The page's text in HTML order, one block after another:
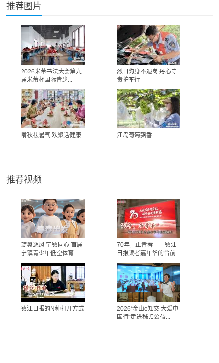
推荐图片
2026米芾书法大会第九
届米芾杯国际青少...
烈日灼身不退岗 丹心守
责护车行
啃秋祛暑气 欢聚话健康 江岛葡萄飘香
推荐视频
旋翼逐风 宁镇同心 首届
宁镇青少年低空体育...
70年，正青春——镇江
日报读者嘉年华的台前...
镇江日报的N种打开方式
2026“金山e知交 大爱中
国行”走进秭归公益...